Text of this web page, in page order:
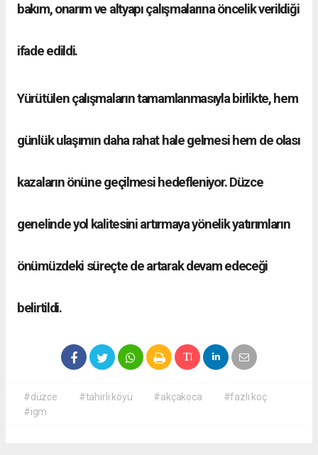
bakım, onarım ve altyapı çalışmalarına öncelik verildiği
ifade edildi.
Yürütülen çalışmaların tamamlanmasıyla birlikte, hem
günlük ulaşımın daha rahat hale gelmesi hem de olası
kazaların önüne geçilmesi hedefleniyor. Düzce
genelinde yol kalitesini artırmaya yönelik yatırımların
önümüzdeki süreçte de artarak devam edeceği
belirtildi.
#düzce #tahirli köyü #akçakoca
#fazlı koç
#igm